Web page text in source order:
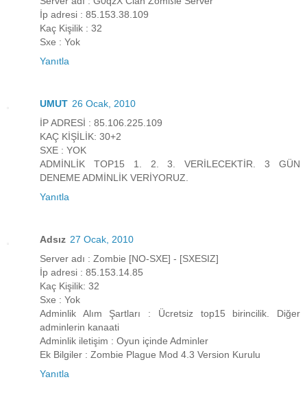
İp adresi : 85.153.38.109
Kaç Kişilik : 32
Sxe : Yok
Yanıtla
UMUT 26 Ocak, 2010
İP ADRESİ : 85.106.225.109
KAÇ KİŞİLİK: 30+2
SXE : YOK
ADMİNLİK TOP15 1. 2. 3. VERİLECEKTİR. 3 GÜN
DENEME ADMİNLİK VERİYORUZ.
Yanıtla
Adsız 27 Ocak, 2010
Server adı : Zombie [NO-SXE] - [SXESIZ]
İp adresi : 85.153.14.85
Kaç Kişilik: 32
Sxe : Yok
Adminlik Alım Şartları : Ücretsiz top15 birincilik. Diğer
adminlerin kanaati
Adminlik iletişim : Oyun içinde Adminler
Ek Bilgiler : Zombie Plague Mod 4.3 Version Kurulu
Yanıtla